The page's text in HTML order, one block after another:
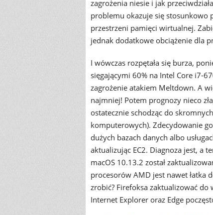
zagrożenia niesie i jak
problemu okazuje się stosunkowo
przestrzeni pamięci wirtualnej.
jednak dodatkowe obciążenie dla
I wówczas rozpętała się burza,
sięgającymi 60% na Intel Core i7-
zagrożenie atakiem Meltdown. A
najmniej! Potem prognozy nieco
ostatecznie schodząc do
komputerowych). Zdecydowanie
dużych bazach danych albo
aktualizując EC2. Diagnoza jest, a
macOS 10.13.2 został
procesorów AMD jest nawet łatka
zrobić? Firefoksa zaktualizować do
Internet Explorer oraz Edge